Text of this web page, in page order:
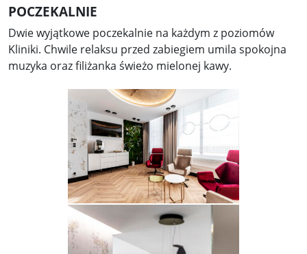
POCZEKALNIE
Dwie wyjątkowe poczekalnie na każdym z poziomów
Kliniki. Chwile relaksu przed zabiegiem umila spokojna
muzyka oraz filiżanka świeżo mielonej kawy.